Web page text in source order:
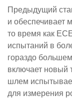
Предыдущий
и обеспечивает
то время как
испытаний в
гораздо
включает новый
шлем
для измерения